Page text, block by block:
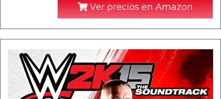
Ver precios en Amazon